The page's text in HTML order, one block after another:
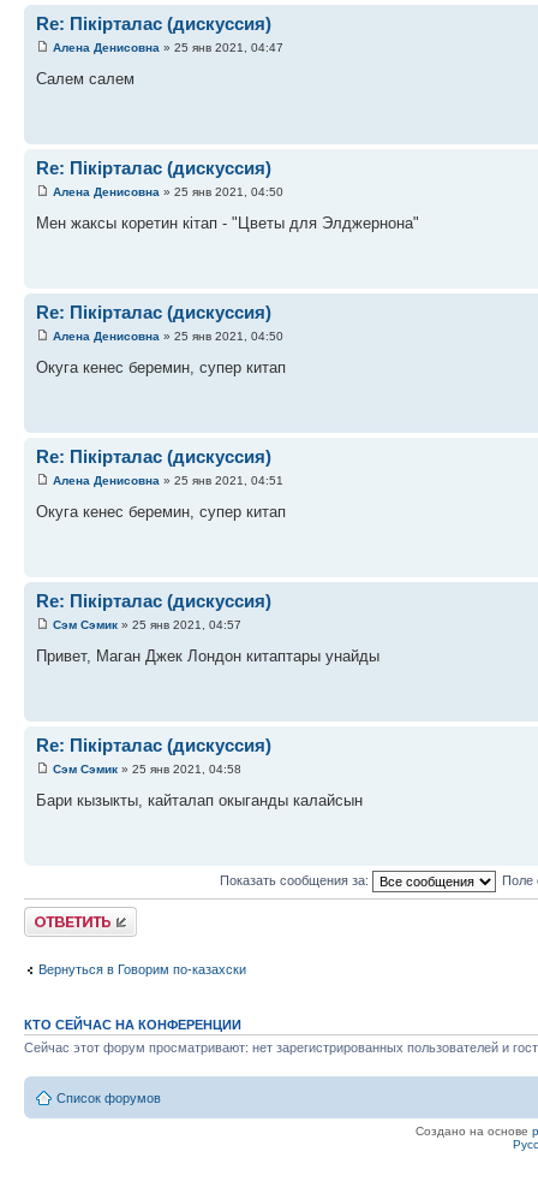
Re: Пікірталас (дискуссия)
Алена Денисовна » 25 янв 2021, 04:47
Салем салем
Re: Пікірталас (дискуссия)
Алена Денисовна » 25 янв 2021, 04:50
Мен жаксы коретин кітап - "Цветы для Элджернона"
Re: Пікірталас (дискуссия)
Алена Денисовна » 25 янв 2021, 04:50
Окуга кенес беремин, супер китап
Re: Пікірталас (дискуссия)
Алена Денисовна » 25 янв 2021, 04:51
Окуга кенес беремин, супер китап
Re: Пікірталас (дискуссия)
Сэм Сэмик » 25 янв 2021, 04:57
Привет, Маган Джек Лондон китаптары унайды
Re: Пікірталас (дискуссия)
Сэм Сэмик » 25 янв 2021, 04:58
Бари кызыкты, кайталап окыганды калайсын
Показать сообщения за: Поле
Ответить
Вернуться в Говорим по-казахски
КТО СЕЙЧАС НА КОНФЕРЕНЦИИ
Сейчас этот форум просматривают: нет зарегистрированных пользователей и
Список форумов
Создано на основе